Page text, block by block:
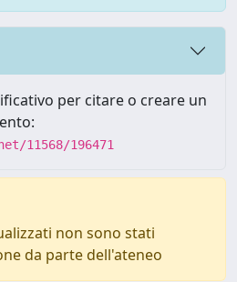
per citare o creare un
11568/196471
non sono stati
da parte dell'ateneo